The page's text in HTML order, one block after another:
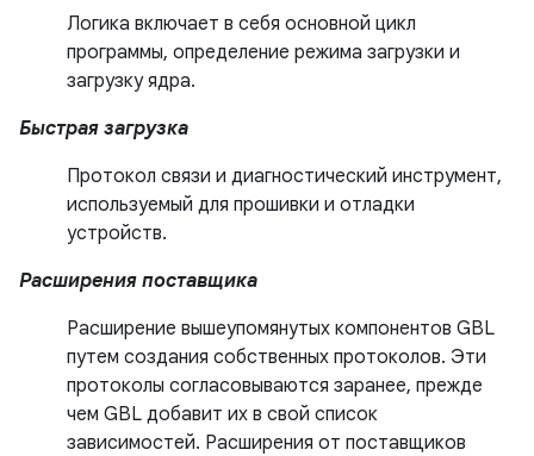
Логика включает в себя основной цикл
программы, определение режима загрузки и
загрузку ядра.
Быстрая загрузка
Протокол связи и диагностический инструмент,
используемый для прошивки и отладки
устройств.
Расширения поставщика
Расширение вышеупомянутых компонентов GBL
путем создания собственных протоколов. Эти
протоколы согласовываются заранее, прежде
чем GBL добавит их в свой список
зависимостей. Расширения от поставщиков